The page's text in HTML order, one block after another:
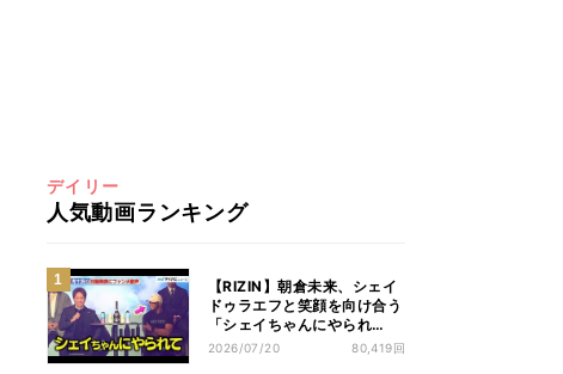
デイリー
人気動画ランキング
【RIZIN】朝倉未来、シェイ
ドゥラエフと笑顔を向け合う
「シェイちゃんにやられ
て…」
2026/07/20 80,419回